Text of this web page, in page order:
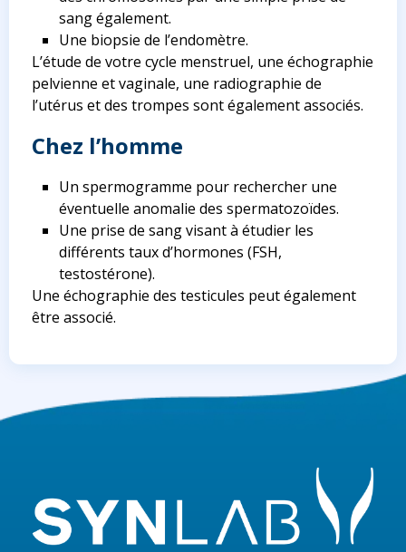
sang également.
Une biopsie de l’endomètre.
L’étude de votre cycle menstruel, une échographie
pelvienne et vaginale, une radiographie de
l’utérus et des trompes sont également associés.
Chez l’homme
Un spermogramme pour rechercher une
éventuelle anomalie des spermatozoïdes.
Une prise de sang visant à étudier les
différents taux d’hormones (FSH,
testostérone).
Une échographie des testicules peut également
être associé.